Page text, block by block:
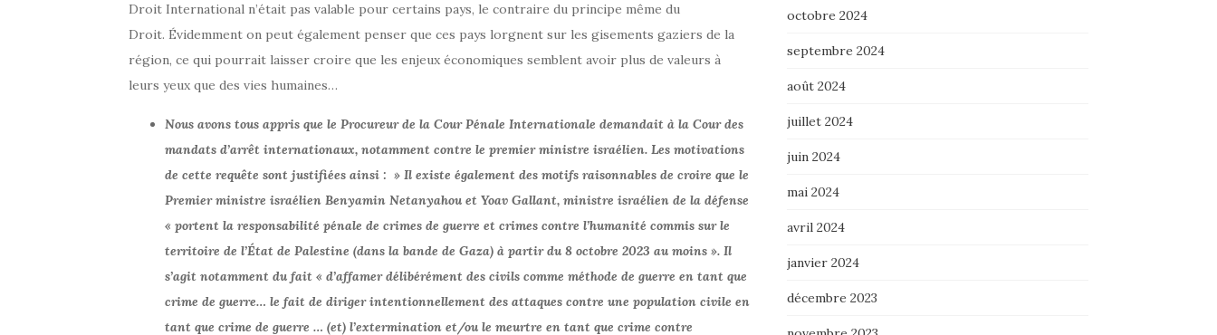
Droit International n’était pas valable pour certains pays, le contraire du principe même du
Droit. Évidemment on peut également penser que ces pays lorgnent sur les gisements gaziers de la
région, ce qui pourrait laisser croire que les enjeux économiques semblent avoir plus de valeurs à
leurs yeux que des vies humaines…
Nous avons tous appris que le Procureur de la Cour Pénale Internationale demandait à la Cour des
mandats d’arrêt internationaux, notamment contre le premier ministre israélien. Les motivations
de cette requête sont justifiées ainsi : » Il existe également des motifs raisonnables de croire que le
Premier ministre israélien Benyamin Netanyahou et Yoav Gallant, ministre israélien de la défense
« portent la responsabilité pénale de crimes de guerre et crimes contre l’humanité commis sur le
territoire de l’État de Palestine (dans la bande de Gaza) à partir du 8 octobre 2023 au moins ». Il
s’agit notamment du fait « d’affamer délibérément des civils comme méthode de guerre en tant que
crime de guerre… le fait de diriger intentionnellement des attaques contre une population civile en
tant que crime de guerre … (et) l’extermination et/ou le meurtre en tant que crime contre
octobre 2024
septembre 2024
août 2024
juillet 2024
juin 2024
mai 2024
avril 2024
janvier 2024
décembre 2023